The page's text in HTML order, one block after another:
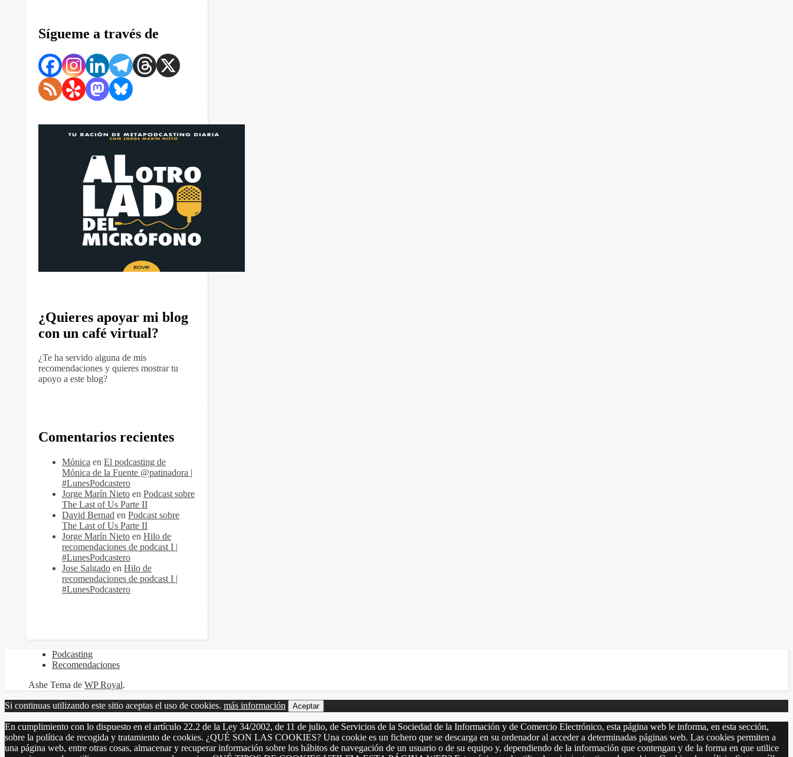
Sígueme a través de
¿Quieres apoyar mi blog
con un café virtual?
¿Te ha servido alguna de mis
recomendaciones y quieres mostrar tu
apoyo a este blog?
Comentarios recientes
Mónica en El podcasting de
Mónica de la Fuente @patinadora |
#LunesPodcastero
Jorge Marín Nieto en Podcast sobre
The Last of Us Parte II
David Bernad en Podcast sobre
The Last of Us Parte II
Jorge Marín Nieto en Hilo de
recomendaciones de podcast I |
#LunesPodcastero
Jose Salgado en Hilo de
recomendaciones de podcast I |
#LunesPodcastero
Podcasting
Recomendaciones
Ashe Tema de WP Royal.
Si continuas utilizando este sitio aceptas el uso de cookies. más información Aceptar
En cumplimiento con lo dispuesto en el artículo 22.2 de la Ley 34/2002, de 11 de julio, de Servicios de la Sociedad de la Información y de Comercio Electrónico, esta página web le informa, en esta sección,
sobre la política de recogida y tratamiento de cookies. ¿QUÉ SON LAS COOKIES? Una cookie es un fichero que se descarga en su ordenador al acceder a determinadas páginas web. Las cookies permiten a
una página web, entre otras cosas, almacenar y recuperar información sobre los hábitos de navegación de un usuario o de su equipo y, dependiendo de la información que contengan y de la forma en que utilice